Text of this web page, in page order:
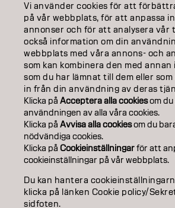
ABOUT
SALON FINDER
BECOME A PARTNER
CONTACT US
ImprintPrivacy PolicyCookie Policy
Accessibility
SE | Swedish
Vi använder cookies för att
på vår webbplats, för att anpassa
annonser och för att analysera vår
också information om din
webbplats med våra annons- och
som kan kombinera den med
som du har lämnat till dem eller
in från din användning av deras
Klicka påAcceptera alla cookiesom du
användningen av alla våra cookies.
Klicka påAvvisa alla cookiesom du
nödvändiga cookies.
Klicka påCookieinställningarför att
cookieinställningar på vår webbplats.
Du kan hantera
klicka på länken Cookie policy/
sidfoten.